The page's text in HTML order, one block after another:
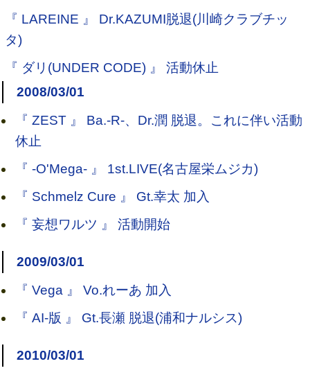
『 LAREINE 』 Dr.KAZUMI脱退(川崎クラブチッ
タ)
『 ダリ(UNDER CODE) 』 活動休止
2008/03/01
『 ZEST 』 Ba.-R-、Dr.潤 脱退。これに伴い活動
休止
『 -O'Mega- 』 1st.LIVE(名古屋栄ムジカ)
『 Schmelz Cure 』 Gt.幸太 加入
『 妄想ワルツ 』 活動開始
2009/03/01
『 Vega 』 Vo.れーあ 加入
『 AI-版 』 Gt.長瀬 脱退(浦和ナルシス)
2010/03/01